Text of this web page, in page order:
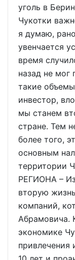
уголь в
Чукотки
я думаю,
увенчается
время
назад не мог
такие
инвестор,
мы станем
стране. Тем
более того,
основным
территории
РЕГИОНА –
вторую
компаний,
Абрамовича.
экономике
привлечения